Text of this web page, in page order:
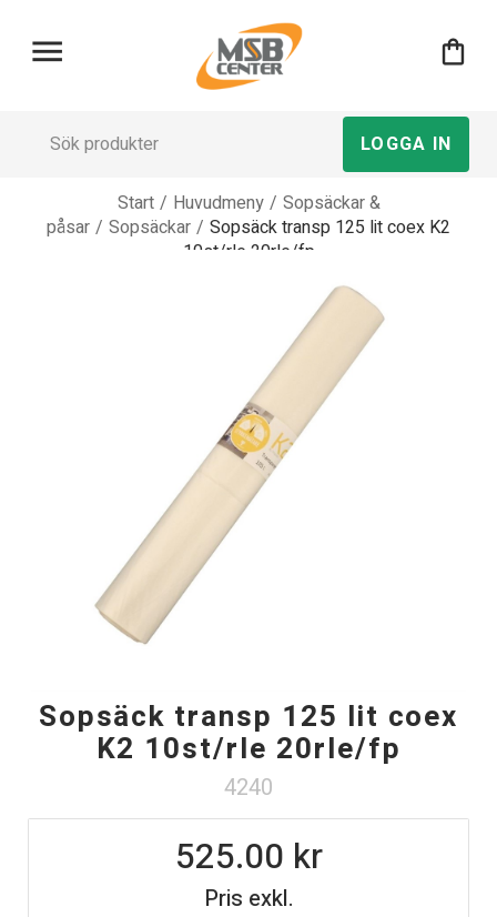
menu shopping_bag
LOGGA IN
Start / Huvudmeny / Sopsäckar &
påsar / Sopsäckar / Sopsäck transp 125 lit coex K2
10st/rle 20rle/fp
Sopsäck transp 125 lit coex
K2 10st/rle 20rle/fp
4240
Pris exkl.
525.00